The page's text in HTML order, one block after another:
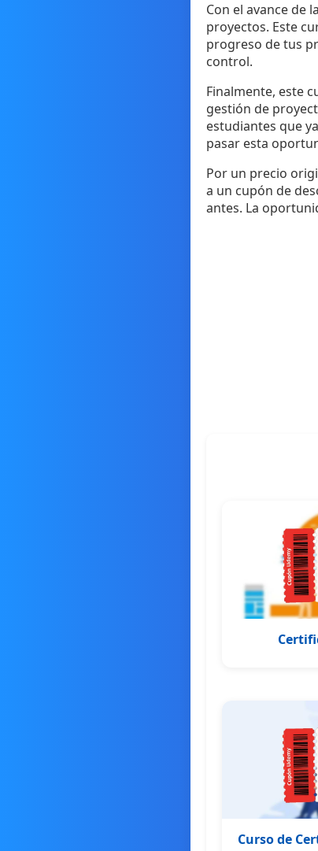
Con el avance de
proyectos. Este
progreso de tus
control.
Finalmente, este
gestión de
estudiantes que
pasar esta
Por un precio
a un cupón de
antes. La
Curso de